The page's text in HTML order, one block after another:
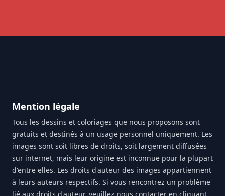
Mention légale
Tous les dessins et coloriages que nous proposons sont
gratuits et destinés à un usage personnel uniquement. Les
images sont soit libres de droits, soit largement diffusées
sur internet, mais leur origine est inconnue pour la plupart
d'entre elles. Les droits d'auteur des images appartiennent
à leurs auteurs respectifs. Si vous rencontrez un problème